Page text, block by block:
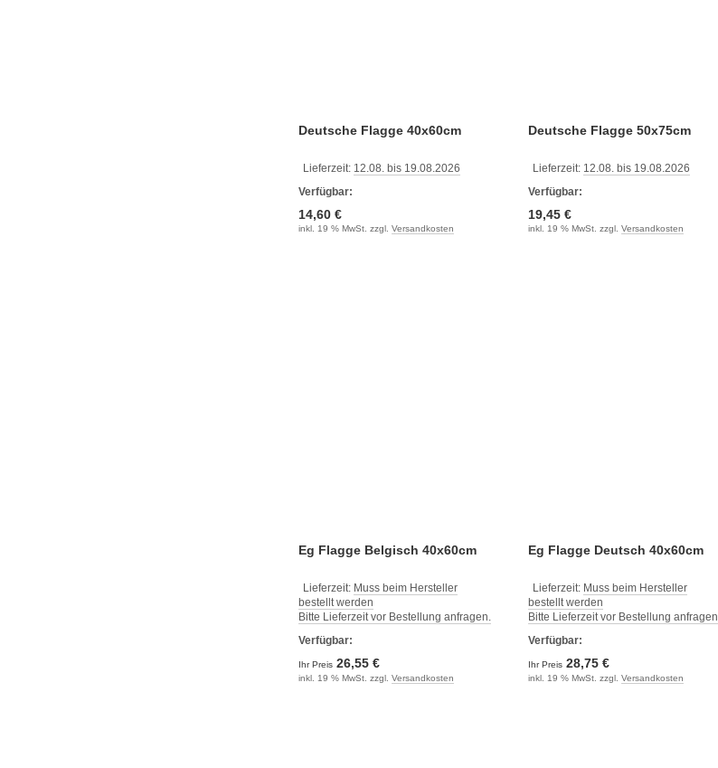
Deutsche Flagge 40x60cm
Lieferzeit: 12.08. bis 19.08.2026
Verfügbar:
14,60 €
inkl. 19 % MwSt. zzgl. Versandkosten
Deutsche Flagge 50x75cm
Lieferzeit: 12.08. bis 19.08.2026
Verfügbar:
19,45 €
inkl. 19 % MwSt. zzgl. Versandkosten
Eg Flagge Belgisch 40x60cm
Lieferzeit: Muss beim Hersteller
bestellt werden
Bitte Lieferzeit vor Bestellung anfragen.
Verfügbar:
Ihr Preis 26,55 €
inkl. 19 % MwSt. zzgl. Versandkosten
Eg Flagge Deutsch 40x60cm
Lieferzeit: Muss beim Hersteller
bestellt werden
Bitte Lieferzeit vor Bestellung anfragen.
Verfügbar:
Ihr Preis 28,75 €
inkl. 19 % MwSt. zzgl. Versandkosten